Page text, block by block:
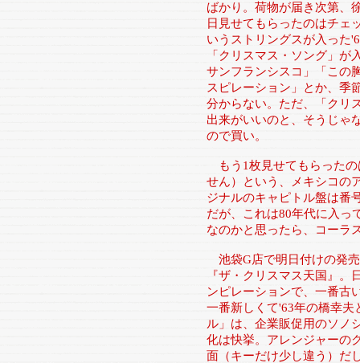
ばかり。荷物が届き次第、
日見せてもらったのはチェ
いうストリングスが入った
「クリスマス・ソング」
サンフランシスコ」「この
スピレーション」とか、季
分からない。ただ、「クリ
出来がいいのと、そうじゃ
ので買い。
もう1枚見せてもらったの
せん）という、メキシコの
ジナルのキャピトル盤は番
だが、これは80年代に入っ
なのかと思ったら、コーラ
池袋G店で明日付けの発
『ザ・クリスマス天国』
ンピレーションで、一番古
一番新しくて'63年の橋幸
ル」は、企業販促用のソノ
化は快挙。アレンジャーの
面（キーだけ少し違う）だ